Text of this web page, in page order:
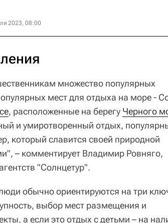
2023, 08:00
множество популярных
мест для отдыха на море -
, расположенные на берегу Черного
и умиротворенный отдых,
который славится своей природной
– комментирует Владимир Ровняго,
"Солнцетур".
обычно ориентируются на три
выбор мест размещения и
а если это отдых с детьми – на